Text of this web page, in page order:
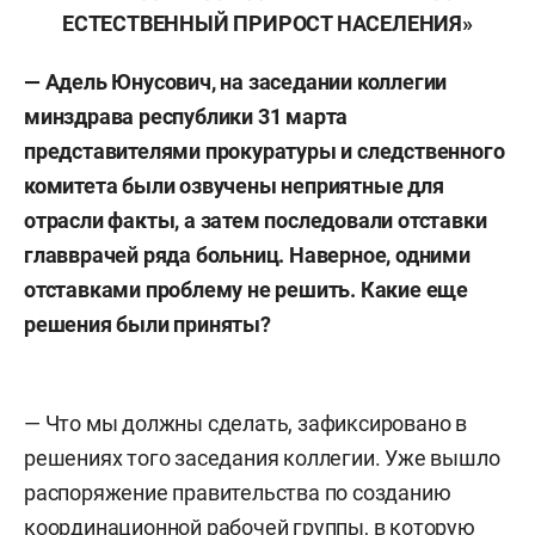
ЕСТЕСТВЕННЫЙ ПРИРОСТ НАСЕЛЕНИЯ»
— Адель Юнусович, на заседании коллегии
минздрава республики 31 марта
представителями прокуратуры и следственного
комитета были озвучены неприятные для
отрасли факты, а затем последовали отставки
главврачей ряда больниц. Наверное, одними
отставками проблему не решить. Какие еще
решения были приняты?
— Что мы должны сделать, зафиксировано в
решениях того заседания коллегии. Уже вышло
распоряжение правительства по созданию
координационной рабочей группы, в которую